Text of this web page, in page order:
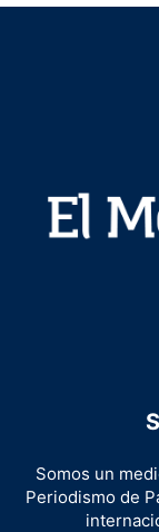
Somos un
Periodismo de